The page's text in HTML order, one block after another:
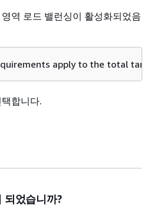
역 로드 밸런싱이 활성화되었음
apply to the total
합니다.
되었습니까?